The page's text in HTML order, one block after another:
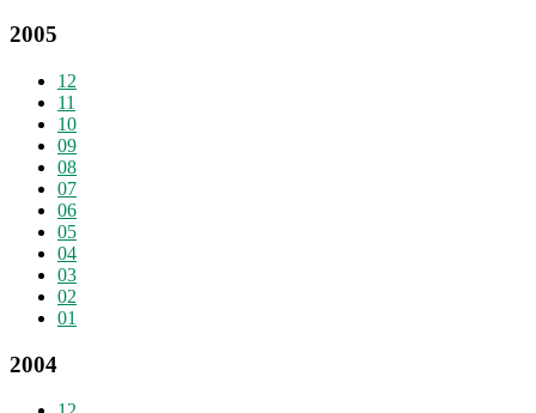
2005
12
11
10
09
08
07
06
05
04
03
02
01
2004